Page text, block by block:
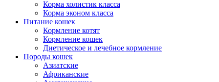
Корма холистик класса
Корма эконом класса
Питание кошек
Кормление котят
Кормление кошек
Диетическое и лечебное кормление
Породы кошек
Азиатские
Африканские